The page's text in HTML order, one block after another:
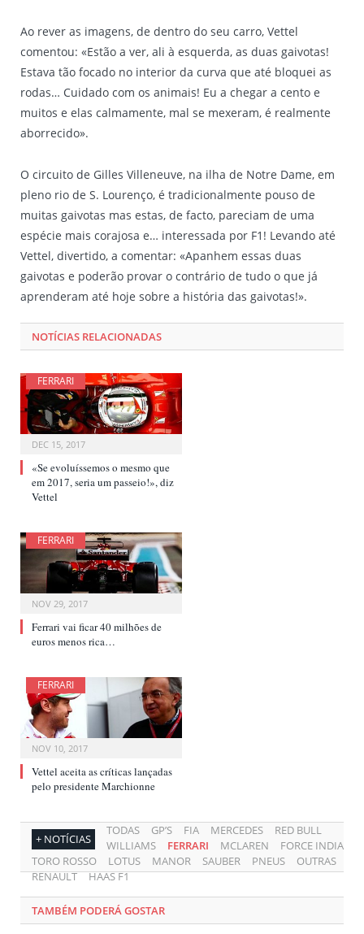
Ao rever as imagens, de dentro do seu carro, Vettel
comentou: «Estão a ver, ali à esquerda, as duas gaivotas!
Estava tão focado no interior da curva que até bloquei as
rodas… Cuidado com os animais! Eu a chegar a cento e
muitos e elas calmamente, mal se mexeram, é realmente
aborrecido».
O circuito de Gilles Villeneuve, na ilha de Notre Dame, em
pleno rio de S. Lourenço, é tradicionalmente pouso de
muitas gaivotas mas estas, de facto, pareciam de uma
espécie mais corajosa e… interessada por F1! Levando até
Vettel, divertido, a comentar: «Apanhem essas duas
gaivotas e poderão provar o contrário de tudo o que já
aprenderam até hoje sobre a história das gaivotas!».
NOTÍCIAS RELACIONADAS
FERRARI
DEC 15, 2017
«Se evoluíssemos o mesmo que
em 2017, seria um passeio!», diz
Vettel
FERRARI
NOV 29, 2017
Ferrari vai ficar 40 milhões de
euros menos rica…
FERRARI
NOV 10, 2017
Vettel aceita as críticas lançadas
pelo presidente Marchionne
+ NOTÍCIAS
TODAS GP’S FIA MERCEDES
RED BULL
WILLIAMS
FERRARI MCLAREN
FORCE INDIA
TORO ROSSO
LOTUS MANOR SAUBER PNEUS
OUTRAS
RENAULT
HAAS F1
TAMBÉM PODERÁ GOSTAR